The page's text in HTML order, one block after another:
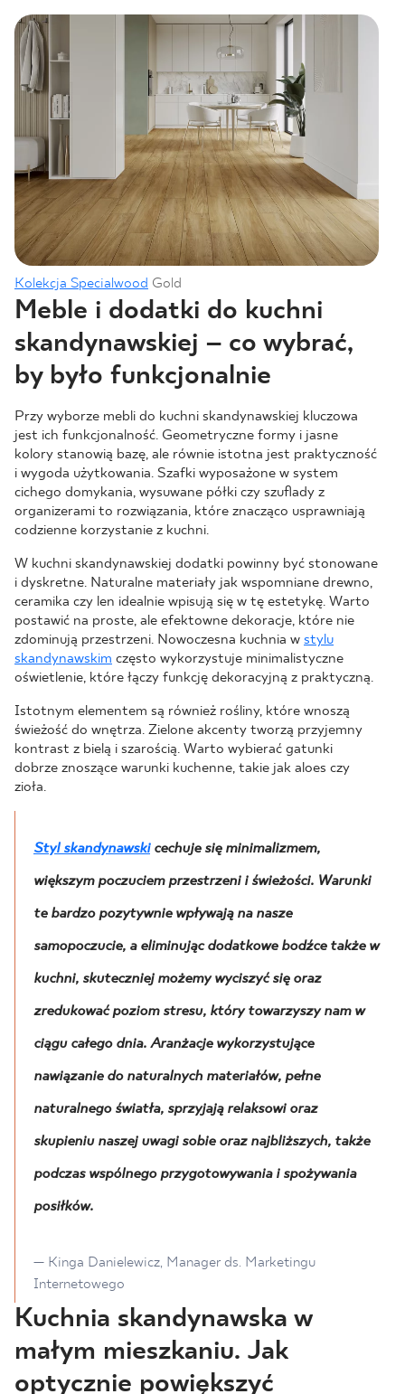
Kolekcja Specialwood Gold
Meble i dodatki do kuchni
skandynawskiej – co wybrać,
by było funkcjonalnie
Przy wyborze mebli do kuchni skandynawskiej kluczowa
jest ich funkcjonalność. Geometryczne formy i jasne
kolory stanowią bazę, ale równie istotna jest praktyczność
i wygoda użytkowania. Szafki wyposażone w system
cichego domykania, wysuwane półki czy szuflady z
organizerami to rozwiązania, które znacząco usprawniają
codzienne korzystanie z kuchni.
W kuchni skandynawskiej dodatki powinny być stonowane
i dyskretne. Naturalne materiały jak wspomniane drewno,
ceramika czy len idealnie wpisują się w tę estetykę. Warto
postawić na proste, ale efektowne dekoracje, które nie
zdominują przestrzeni. Nowoczesna kuchnia w stylu
skandynawskim często wykorzystuje minimalistyczne
oświetlenie, które łączy funkcję dekoracyjną z praktyczną.
Istotnym elementem są również rośliny, które wnoszą
świeżość do wnętrza. Zielone akcenty tworzą przyjemny
kontrast z bielą i szarością. Warto wybierać gatunki
dobrze znoszące warunki kuchenne, takie jak aloes czy
zioła.
Styl skandynawskicechuje się minimalizmem,
większym poczuciem przestrzeni i świeżości. Warunki
te bardzo pozytywnie wpływają na nasze
samopoczucie, a eliminując dodatkowe bodźce także w
kuchni, skuteczniej możemy wyciszyć się oraz
zredukować poziom stresu, który towarzyszy nam w
ciągu całego dnia. Aranżacje wykorzystujące
nawiązanie do naturalnych materiałów, pełne
naturalnego światła, sprzyjają relaksowi oraz
skupieniu naszej uwagi sobie oraz najbliższych, także
podczas wspólnego przygotowywania i spożywania
posiłków.
— Kinga Danielewicz, Manager ds. Marketingu
Internetowego
Kuchnia skandynawska w
małym mieszkaniu. Jak
optycznie powiększyć